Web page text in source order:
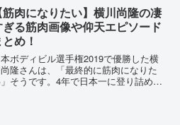
慎吾が総額20億円の土地を購入2022年
28日...
筋肉になりたい】横川尚隆の凄
る筋肉画像や仰天エピソード
とめ！
ボディビル選手権2019で優勝した横
隆さんは、「最終的に筋肉になりた
そうです。4年で日本一に登り詰めた